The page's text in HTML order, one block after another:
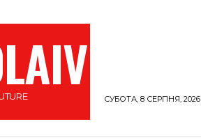
СУБОТА, 8 СЕРПНЯ, 2026